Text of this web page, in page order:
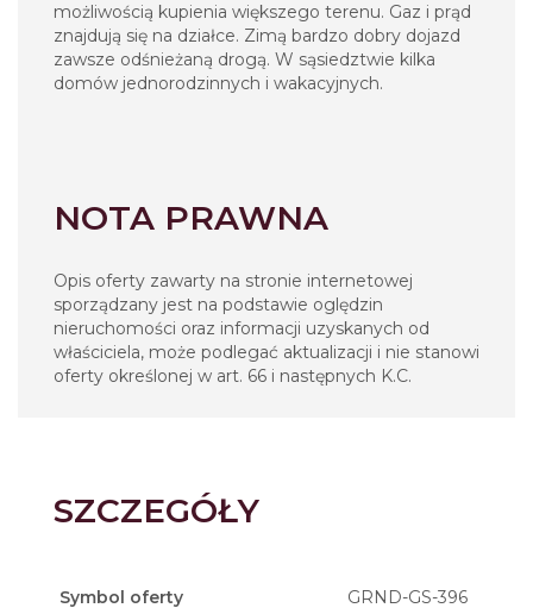
możliwością kupienia większego terenu. Gaz i prąd
znajdują się na działce. Zimą bardzo dobry dojazd
zawsze odśnieżaną drogą. W sąsiedztwie kilka
domów jednorodzinnych i wakacyjnych.
NOTA PRAWNA
Opis oferty zawarty na stronie internetowej
sporządzany jest na podstawie oględzin
nieruchomości oraz informacji uzyskanych od
właściciela, może podlegać aktualizacji i nie stanowi
oferty określonej w art. 66 i następnych K.C.
SZCZEGÓŁY
Symbol oferty GRND-GS-396